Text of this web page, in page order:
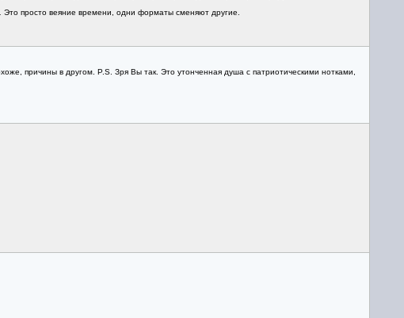
просто веяние времени, одни форматы сменяют другие.
причины в другом. P.S. Зря Вы так. Это утонченная душа с патриотическими нотками,